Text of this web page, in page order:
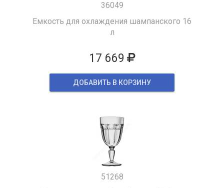
36049
Емкость для охлаждения шампанского 16
л
17 669
ДОБАВИТЬ В КОРЗИНУ
51268